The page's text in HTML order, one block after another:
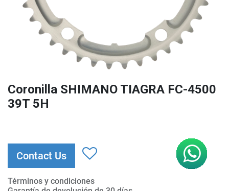
Coronilla SHIMANO TIAGRA FC-4500
39T 5H
Contact Us
Términos y condiciones